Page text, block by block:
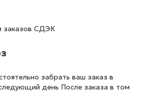
заказов СДЭК
забрать ваш заказ в
день После заказа в том